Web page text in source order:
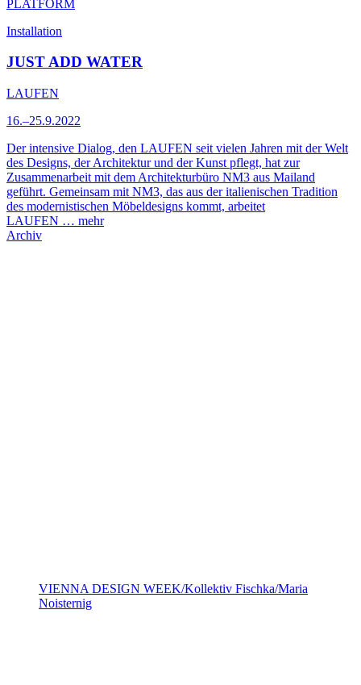
PLATFORM
Installation
JUST ADD WATER
LAUFEN
16.–25.9.2022
Der intensive Dialog, den LAUFEN seit vielen Jahren mit der Welt
des Designs, der Architektur und der Kunst pflegt, hat zur
Zusammenarbeit mit dem Architekturbüro NM3 aus Mailand
geführt. Gemeinsam mit NM3, das aus der italienischen Tradition
des modernistischen Möbeldesigns kommt, arbeitet
LAUFEN … mehr
Archiv
VIENNA DESIGN WEEK/Kollektiv Fischka/Maria
Noisternig